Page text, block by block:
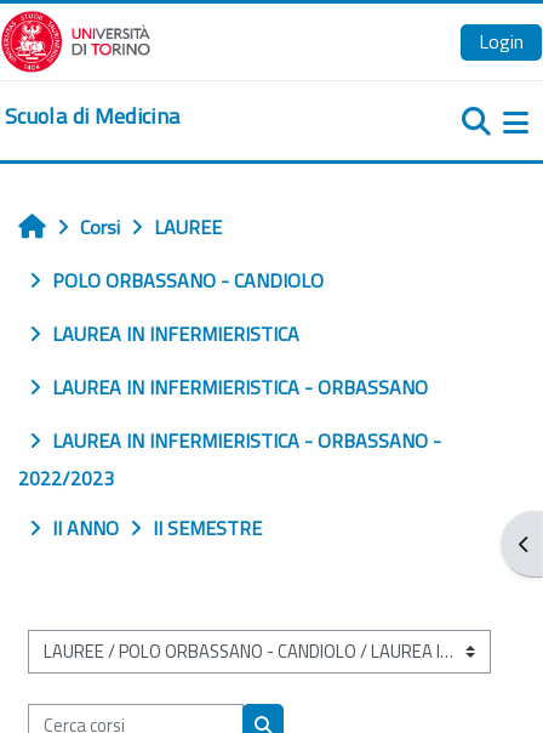
Vai al contenuto principale
Login
Scuola di Medicina
Home
Corsi
LAUREE
POLO ORBASSANO - CANDIOLO
LAUREA IN INFERMIERISTICA
LAUREA IN INFERMIERISTICA - ORBASSANO
LAUREA IN INFERMIERISTICA - ORBASSANO -
2022/2023
II ANNO
II SEMESTRE
Categorie di corso
Cerca corsi